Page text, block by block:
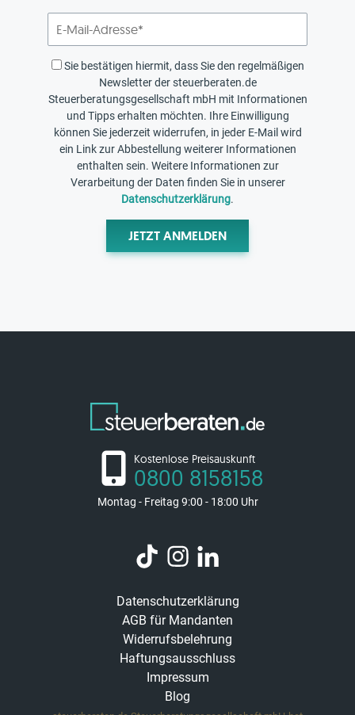
Sie bestätigen hiermit, dass Sie den regelmäßigen
Newsletter der steuerberaten.de
Steuerberatungsgesellschaft mbH mit Informationen
und Tipps erhalten möchten. Ihre Einwilligung
können Sie jederzeit widerrufen, in jeder E-Mail wird
ein Link zur Abbestellung weiterer Informationen
enthalten sein. Weitere Informationen zur
Verarbeitung der Daten finden Sie in unserer
Datenschutzerklärung.
JETZT ANMELDEN
Kostenlose Preisauskunft
0800 8158158
Montag - Freitag 9:00 - 18:00 Uhr
Datenschutzerklärung
AGB für Mandanten
Widerrufsbelehrung
Haftungsausschluss
Impressum
Blog